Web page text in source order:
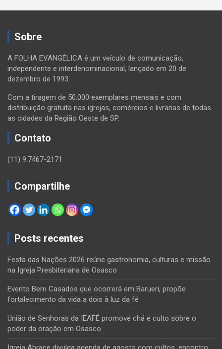
Sobre
A FOLHA EVANGÉLICA é um veículo de comunicação,
independente e interdenominacional, lançado em 20 de
dezembro de 1993.
Com a tiragem de 50.000 exemplares mensais e com
distribuição gratuita nas igrejas, comércios e livrarias de todas
as cidades da Região Oeste de SP.
Contato
(11) 9.7467-2171
Compartilhe
Posts recentes
Festa das Nações 2026 reúne gastronomia, culturas e missão
na Igreja Presbiteriana de Osasco
Evento Bem Casados que ocorrerá em Barueri, propõe
fortalecimento da vida a dois à luz da fé
União de Senhoras da IEAFÉ promove chá e culto sobre o
poder da oração em Osasco